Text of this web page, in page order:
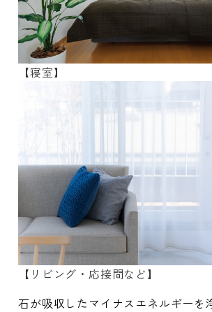
【寝室】
【リビング・応接間など】
石が吸収したマイナスエネルギーを